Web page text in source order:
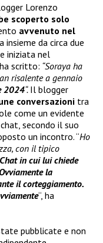
Lorenzo
scoperto solo
avvenuto nel
insieme da circa due
iniziata nel
scritto: “Soraya ha
risalente a gennaio
2024“. Il blogger
conversazioni tra
come un evidente
secondo il suo
un incontro. “Ho
con il tipico
Chat in cui lui chiede
la
il corteggiamento.
“, ha
pubblicate e non